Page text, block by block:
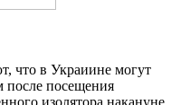
что в Украиине могут
после посещения
изолятора накануне